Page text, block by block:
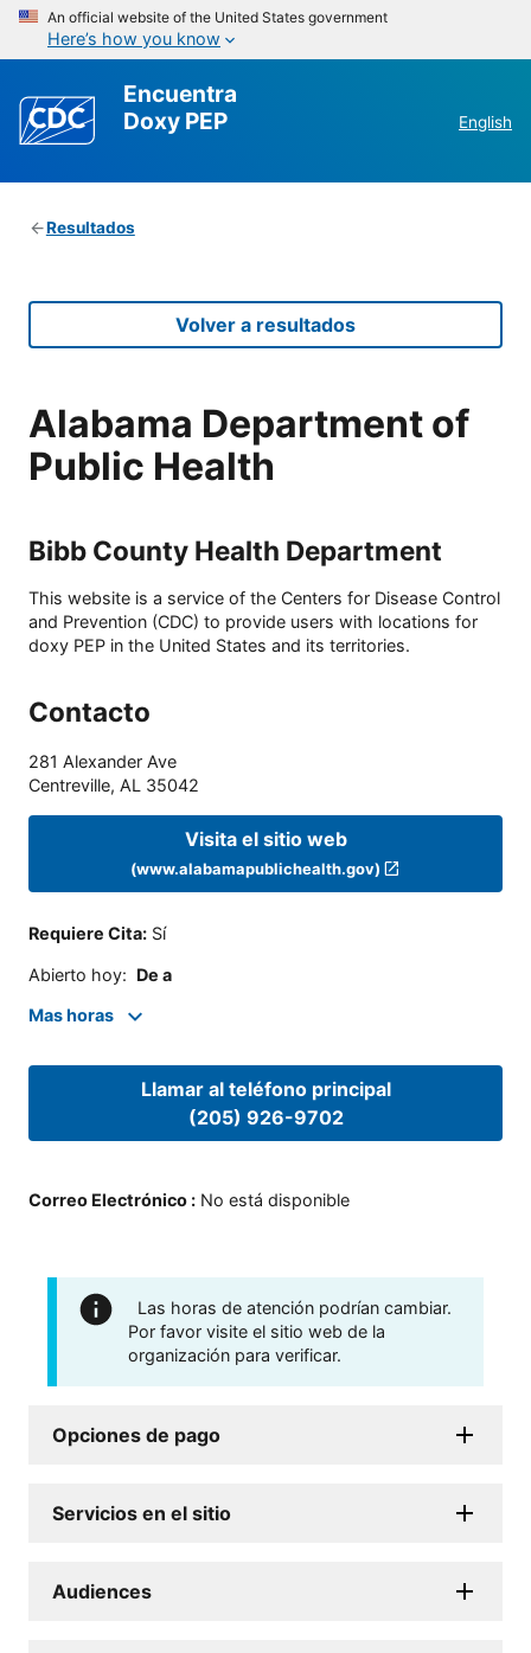
An official website of the United States government
Here’s how you know
Encuentra
Doxy PEP
English
Resultados
Volver a resultados
Alabama Department of
Public Health
Bibb County Health Department
This website is a service of the Centers for Disease Control
and Prevention (CDC) to provide users with locations for
doxy PEP in the United States and its territories.
Contacto
281 Alexander Ave
Centreville, AL 35042
Visita el sitio web
(www.alabamapublichealth.gov)
Requiere Cita: Sí
Abierto hoy: De a
Mas horas
Llamar al teléfono principal
(205) 926-9702
Correo Electrónico : No está disponible
Las horas de atención podrían cambiar.
Por favor visite el sitio web de la
organización para verificar.
Opciones de pago
Servicios en el sitio
Audiences